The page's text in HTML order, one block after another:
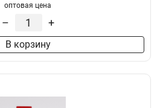
оптовая цена
– +
В корзину